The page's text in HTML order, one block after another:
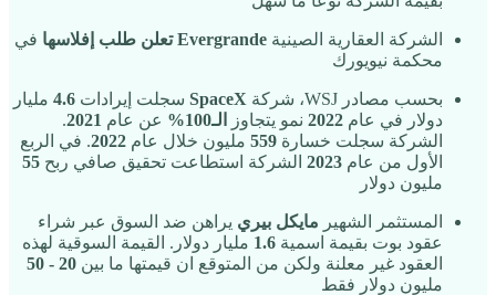
الشركة العقارية الصينية Evergrande تعلن طلب إفلاسها في
محكمة نيويورك
بحسب مصادر WSJ، شركة SpaceX سجلت إيرادات 4.6 مليار
دولار في عام 2022 نمو يتجاوز الـ100% عن عام 2021
.
الشركة سجلت خسارة 559 مليون خلال عام 2022. في الربع
الأول من عام 2023 الشركة استطاعت تحقيق صافي ربح 55
مليون دولار
المستثمر الشهير مايكل بيري يراهن ضد السوق عبر شراء
عقود بوت بقيمة اسمية 1.6 مليار دولار. القيمة السوقية لهذه
العقود غير معلنة ولكن من المتوقع ان قيمتها ما بين 20 - 50
مليون دولار فقط